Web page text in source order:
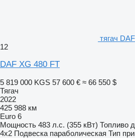
тягач
12
DAF XG 480 FT
5 819 000 KGS 57 600 € ≈ 66 550 $
Тягач
2022
425 988 км
Euro 6
Мощность 483 л.с. (355 кВт) Топливо
4x2 Подвеска параболическая Тип